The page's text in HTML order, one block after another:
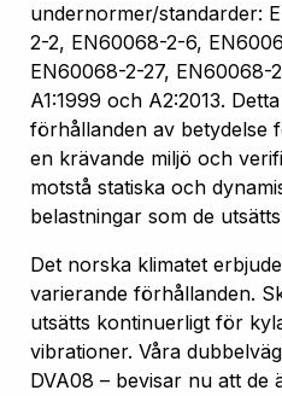
undernormer/standarder:
2-2, EN60068-2-6,
EN60068-2-27, EN60068-
A1:1999 och A2:2013.
förhållanden av betydelse
en krävande miljö och
motstå statiska och
belastningar som de
Det norska klimatet
varierande förhållanden.
utsätts kontinuerligt för
vibrationer. Våra
DVA08 – bevisar nu att